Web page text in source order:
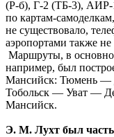
(Р-б), Г-2 (ТБ-3), АИР-
по картам-
не существовало,
аэропортами также
Маршруты, в
например, был
Мансийск: Тюмень —
Тобольск — Уват —
Мансийск.
Э. М. Лухт был